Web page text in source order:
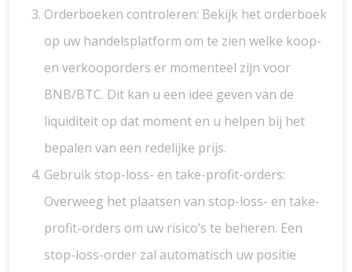
Orderboeken controleren: Bekijk het orderboek
op uw handelsplatform om te zien welke koop-
en verkooporders er momenteel zijn voor
BNB/BTC. Dit kan u een idee geven van de
liquiditeit op dat moment en u helpen bij het
bepalen van een redelijke prijs.
Gebruik stop-loss- en take-profit-orders:
Overweeg het plaatsen van stop-loss- en take-
profit-orders om uw risico’s te beheren. Een
stop-loss-order zal automatisch uw positie